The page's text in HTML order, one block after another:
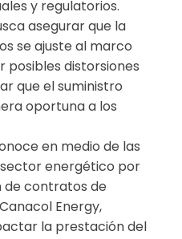
y regulatorios.
asegurar que la
se ajuste al marco
posibles distorsiones
que el suministro
oportuna a los
en medio de las
energético por
de contratos de
Energy,
la prestación del